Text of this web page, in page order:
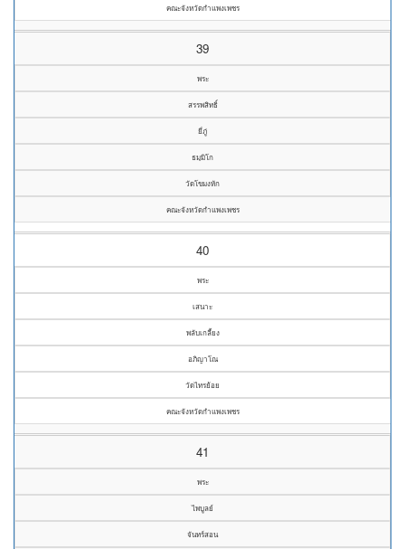
คณะจังหวัดกำแพงเพชร
39
พระ
สรรพสิทธิ์
ยี่ภู่
ธมฺมิโก
วัดโขมงหัก
คณะจังหวัดกำแพงเพชร
40
พระ
เสนาะ
พลับเกลี้ยง
อภิญาโณ
วัดไทรย้อย
คณะจังหวัดกำแพงเพชร
41
พระ
ไพบูลย์
จันทร์สอน